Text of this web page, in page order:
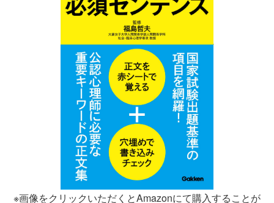
※画像をクリックいただくとAmazonにて購入することが